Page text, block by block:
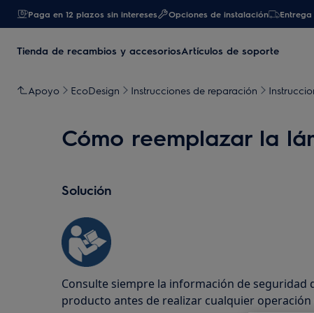
Paga en 12 plazos sin intereses Opciones de instalación
Tienda de recambios y accesoriosArtículos de soporte
Apoyo EcoDesign Instrucciones de reparación
Cómo reemplazar la
Solución
Consulte siempre la información de seguridad
producto antes de realizar cualquier